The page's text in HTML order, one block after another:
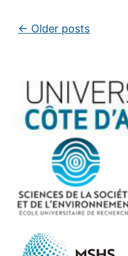
Post navigation
← Older posts